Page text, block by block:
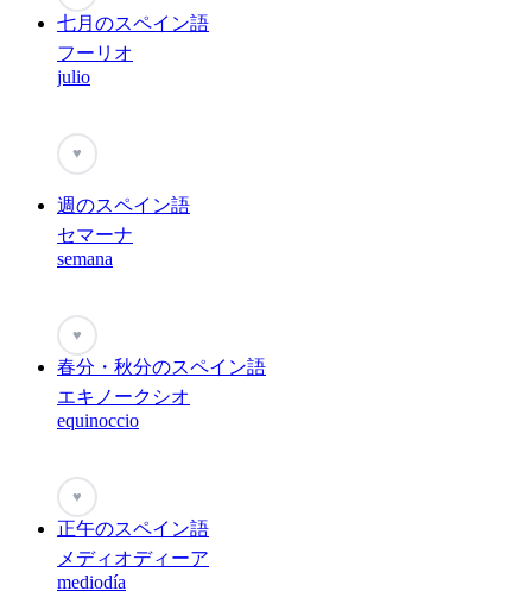
七月のスペイン語
フーリオ
julio
♥
週のスペイン語
セマーナ
semana
♥
春分・秋分のスペイン語
エキノークシオ
equinoccio
♥
正午のスペイン語
メディオディーア
mediodía